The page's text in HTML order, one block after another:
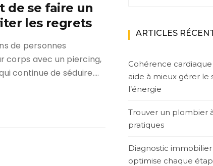
de se faire un
les regrets
de personnes
corps avec un piercing,
continue de séduire….
ARTICLES
Cohérence
aide à mieux gérer le
l’énergie
Trouver un plombier
pratiques
Diagnostic
optimise chaque